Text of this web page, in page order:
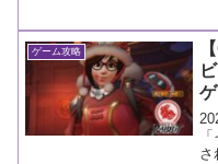
ゲーム攻略
さ